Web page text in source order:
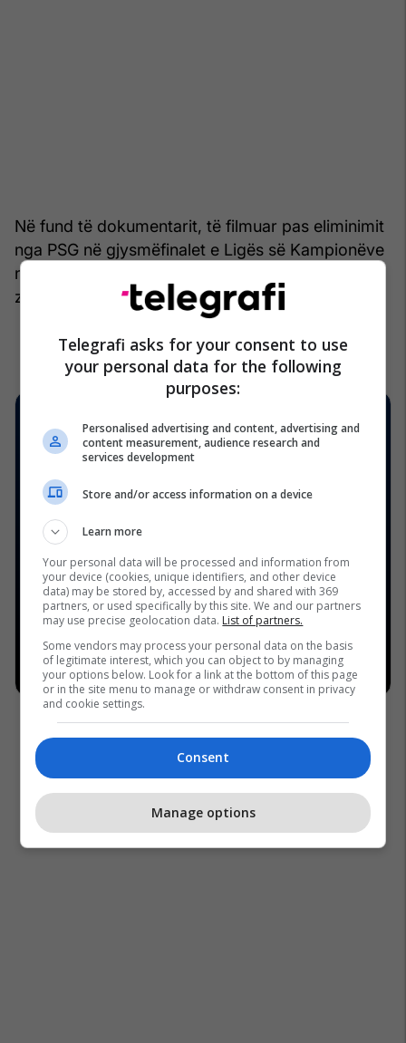
Në fund të dokumentarit, të filmuar pas eliminimit
nga PSG në gjysmëfinalet e Ligës së Kampionëve
në maj, ai përfundon: "Ishte vendimi i duhur të
zgjasja kontratën me Bayernin"./Telegrafi/
Telegrafi asks for your consent to use
your personal data for the following
purposes:
Personalised advertising and content, advertising and
content measurement, audience research and
services development
Store and/or access information on a device
Learn more
Your personal data will be processed and information from
your device (cookies, unique identifiers, and other device
data) may be stored by, accessed by and shared with 369
partners, or used specifically by this site. We and our partners
may use precise geolocation data. List of partners.
Some vendors may process your personal data on the basis
of legitimate interest, which you can object to by managing
your options below. Look for a link at the bottom of this page
or in the site menu to manage or withdraw consent in privacy
and cookie settings.
Consent
Manage options